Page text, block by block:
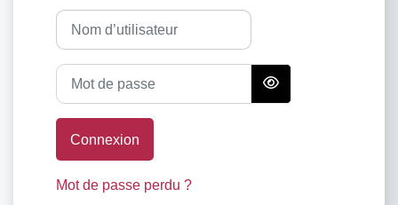
Procédure de création de compte
Nom d’utilisateur
Mot de passe
Connexion
Mot de passe perdu ?